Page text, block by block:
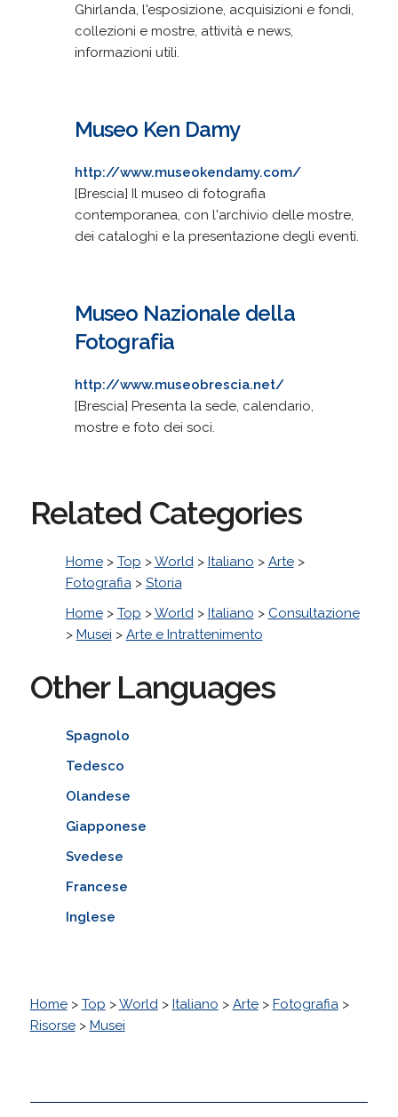
Ghirlanda, l'esposizione, acquisizioni e fondi,
collezioni e mostre, attività e news,
informazioni utili.
Museo Ken Damy
http://www.museokendamy.com/
[Brescia] Il museo di fotografia
contemporanea, con l'archivio delle mostre,
dei cataloghi e la presentazione degli eventi.
Museo Nazionale della
Fotografia
http://www.museobrescia.net/
[Brescia] Presenta la sede, calendario,
mostre e foto dei soci.
Related Categories
Home> Top >World> Italiano > Arte>
Fotografia> Storia
Home> Top >World> Italiano > Consultazione
> Musei > Arte e Intrattenimento
Other Languages
Spagnolo
Tedesco
Olandese
Giapponese
Svedese
Francese
Inglese
Home> Top >World> Italiano > Arte> Fotografia>
Risorse> Musei